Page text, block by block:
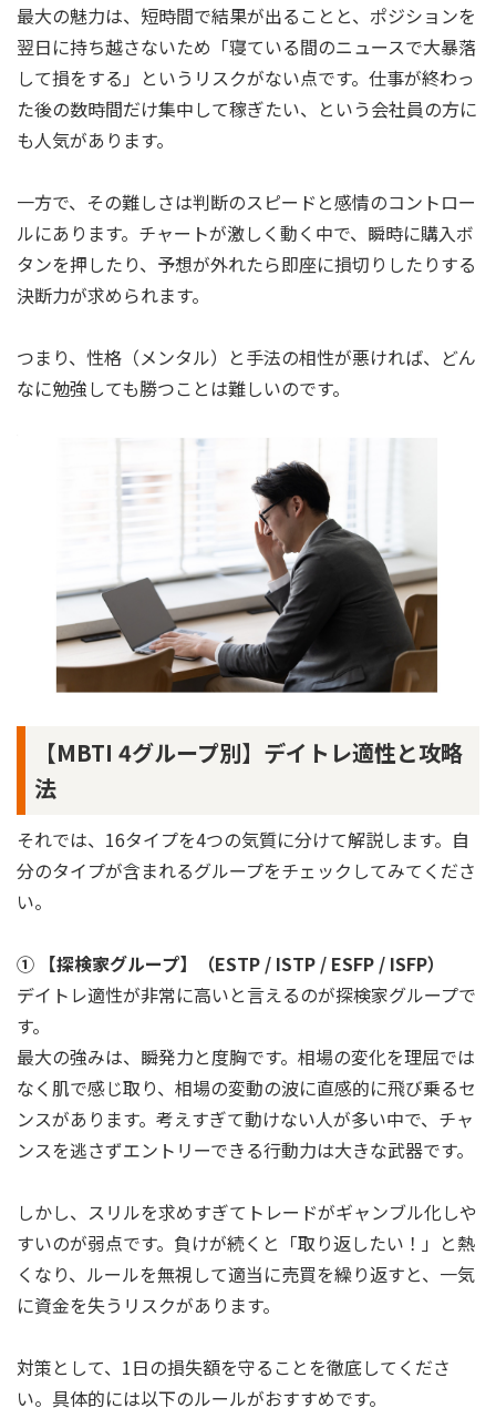
最大の魅力は、短時間で結果が出ることと、ポジションを
翌日に持ち越さないため「寝ている間のニュースで大暴落
して損をする」というリスクがない点です。仕事が終わっ
た後の数時間だけ集中して稼ぎたい、という会社員の方に
も人気があります。
一方で、その難しさは判断のスピードと感情のコントロー
ルにあります。チャートが激しく動く中で、瞬時に購入ボ
タンを押したり、予想が外れたら即座に損切りしたりする
決断力が求められます。
つまり、性格（メンタル）と手法の相性が悪ければ、どん
なに勉強しても勝つことは難しいのです。
【MBTI 4グループ別】デイトレ適性と攻略
法
それでは、16タイプを4つの気質に分けて解説します。自
分のタイプが含まれるグループをチェックしてみてくださ
い。
① 【探検家グループ】（ESTP / ISTP / ESFP / ISFP）
デイトレ適性が非常に高いと言えるのが探検家グループで
す。
最大の強みは、瞬発力と度胸です。相場の変化を理屈では
なく肌で感じ取り、相場の変動の波に直感的に飛び乗るセ
ンスがあります。考えすぎて動けない人が多い中で、チャ
ンスを逃さずエントリーできる行動力は大きな武器です。
しかし、スリルを求めすぎてトレードがギャンブル化しや
すいのが弱点です。負けが続くと「取り返したい！」と熱
くなり、ルールを無視して適当に売買を繰り返すと、一気
に資金を失うリスクがあります。
対策として、1日の損失額を守ることを徹底してくださ
い。具体的には以下のルールがおすすめです。